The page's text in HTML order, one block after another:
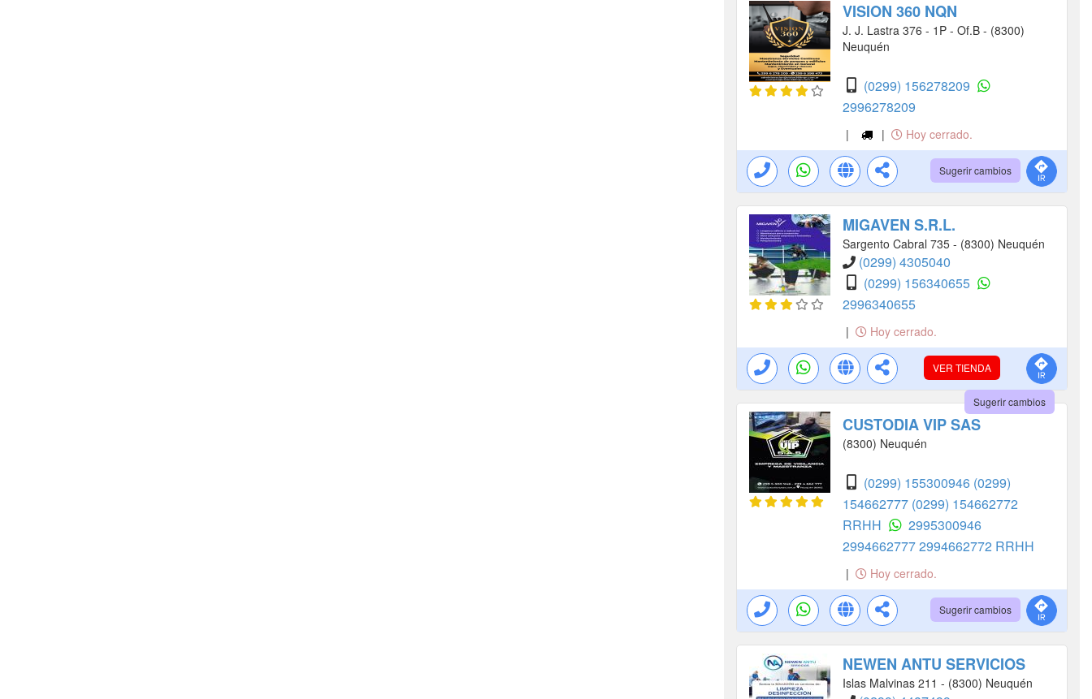
VISION 360 NQN
J. J. Lastra 376 - 1P - Of.B - (8300)
Neuquén
(0299) 156278209
2996278209
| | Hoy cerrado.
Sugerir cambios
MIGAVEN S.R.L.
Sargento Cabral 735 - (8300) Neuquén
(0299) 4305040
(0299) 156340655
2996340655
| Hoy cerrado.
VER TIENDA
Sugerir cambios
CUSTODIA VIP SAS
(8300) Neuquén
(0299) 155300946 (0299)
154662777 (0299) 154662772
RRHH
2995300946
29946627772994662772 RRHH
| Hoy cerrado.
Sugerir cambios
NEWEN ANTU SERVICIOS
Islas Malvinas 211 - (8300) Neuquén